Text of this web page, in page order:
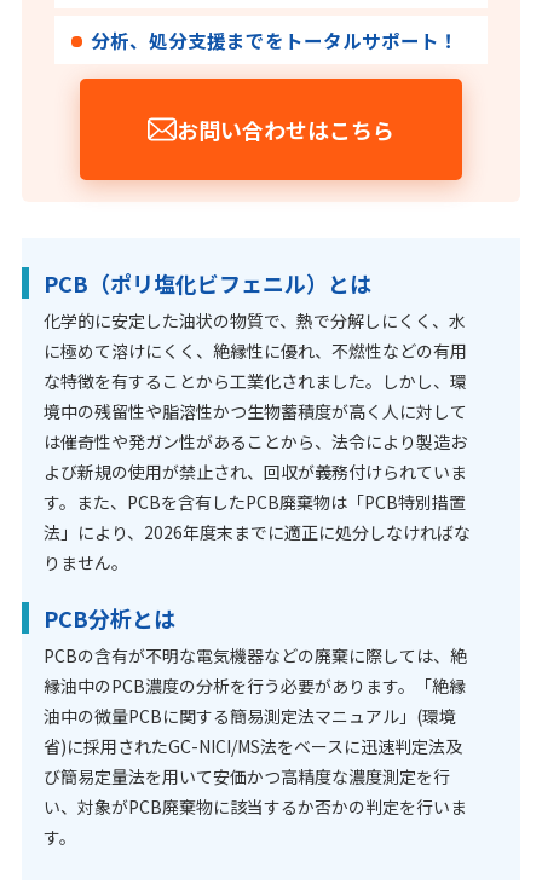
分析、処分支援までをトータルサポート！
お問い合わせはこちら
PCB（ポリ塩化ビフェニル）とは
化学的に安定した油状の物質で、熱で分解しにくく、水
に極めて溶けにくく、絶縁性に優れ、不燃性などの有用
な特徴を有することから工業化されました。しかし、環
境中の残留性や脂溶性かつ生物蓄積度が高く人に対して
は催奇性や発ガン性があることから、法令により製造お
よび新規の使用が禁止され、回収が義務付けられていま
す。また、PCBを含有したPCB廃棄物は「PCB特別措置
法」により、2026年度末までに適正に処分しなければな
りません。
PCB分析とは
PCBの含有が不明な電気機器などの廃棄に際しては、絶
縁油中のPCB濃度の分析を行う必要があります。「絶縁
油中の微量PCBに関する簡易測定法マニュアル」(環境
省)に採用されたGC-NICI/MS法をベースに迅速判定法及
び簡易定量法を用いて安価かつ高精度な濃度測定を行
い、対象がPCB廃棄物に該当するか否かの判定を行いま
す。